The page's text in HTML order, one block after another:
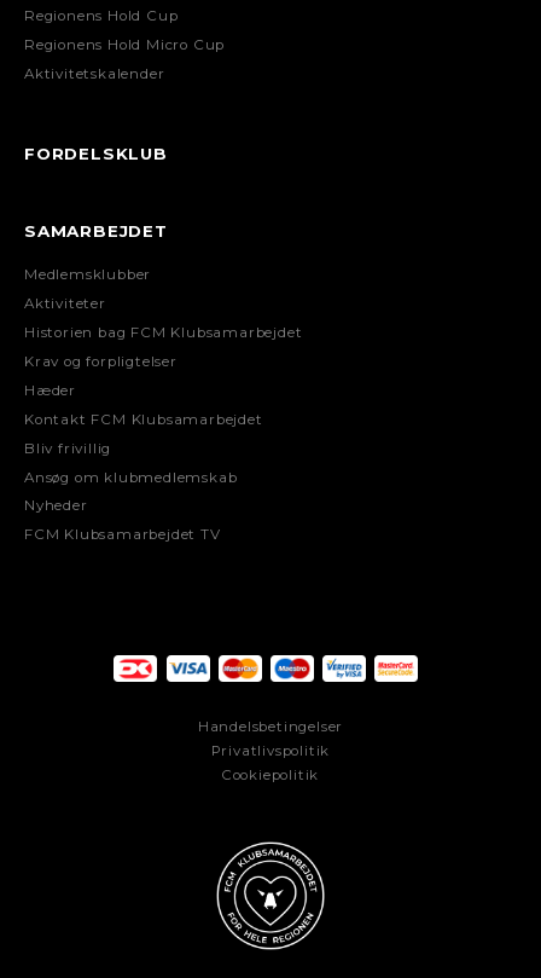
Regionens Hold Cup
Regionens Hold Micro Cup
Aktivitetskalender
FORDELSKLUB
SAMARBEJDET
Medlemsklubber
Aktiviteter
Historien bag FCM Klubsamarbejdet
Krav og forpligtelser
Hæder
Kontakt FCM Klubsamarbejdet
Bliv frivillig
Ansøg om klubmedlemskab
Nyheder
FCM Klubsamarbejdet TV
Handelsbetingelser
Privatlivspolitik
Cookiepolitik